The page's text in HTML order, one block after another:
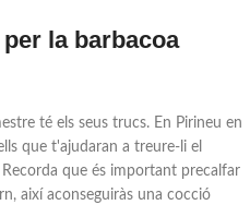
la barbacoa
té els seus trucs. En Pirineu en
que t'ajudaran a treure-li el
que és important precalfar
així aconseguiràs una cocció